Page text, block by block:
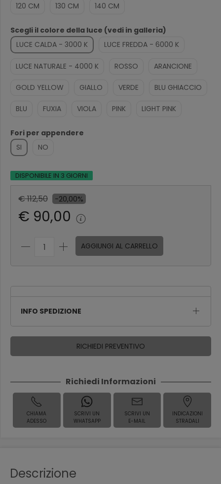
120 CM 130 CM 140 CM
Scegli il colore della luce (vedi in galleria)
LUCE CALDA - 3000 K
LUCE FREDDA - 6000 K
LUCE NATURALE - 4000 K ROSSO ARANCIONE
GOLD YELLOW GIALLO VERDE BLU GHIACCIO
BLU FUXIA VIOLA PINK LIGHT PINK
Fori per appendere
SI
NO
DISPONIBILE IN 3 GIORNI
€ 112,50 -20,00%
€ 90,00
AGGIUNGI AL CARRELLO
INFO SPEDIZIONE
RICHIEDI PREVENTIVO
Richiedi Informazioni
CHIAMA
ADESSO
SCRIVI UN
WHATSAPP
SCRIVI UN
E-MAIL
INDICAZIONI
STRADALI
Descrizione